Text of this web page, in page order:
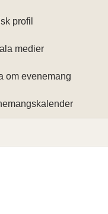
profil
medier
om evenemang